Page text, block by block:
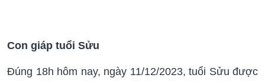
Con giáp tuổi Sửu
Đúng 18h hôm nay, ngày 11/12/2023, tuổi Sửu được